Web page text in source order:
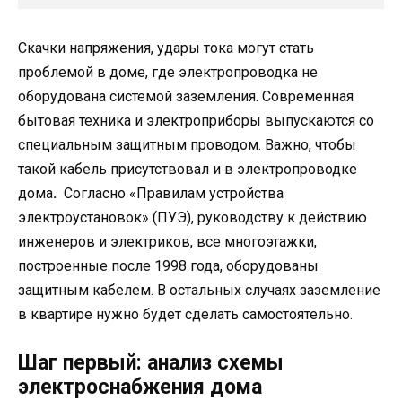
Скачки напряжения, удары тока могут стать
проблемой в доме, где электропроводка не
оборудована системой заземления. Современная
бытовая техника и электроприборы выпускаются со
специальным защитным проводом. Важно, чтобы
такой кабель присутствовал и в электропроводке
дома. Согласно «Правилам устройства
электроустановок» (ПУЭ), руководству к действию
инженеров и электриков, все многоэтажки,
построенные после 1998 года, оборудованы
защитным кабелем. В остальных случаях заземление
в квартире нужно будет сделать самостоятельно.
Шаг первый: анализ схемы
электроснабжения дома